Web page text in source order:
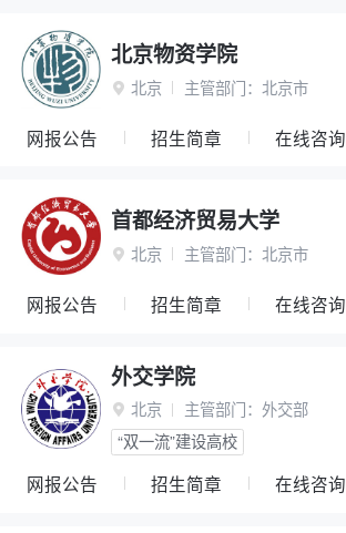
北京物资学院
 北京 主管部门： 北京市
网报公告 招生简章 在线咨询
首都经济贸易大学
 北京 主管部门： 北京市
网报公告 招生简章 在线咨询
外交学院
 北京 主管部门： 外交部
“双一流”建设高校
网报公告 招生简章 在线咨询